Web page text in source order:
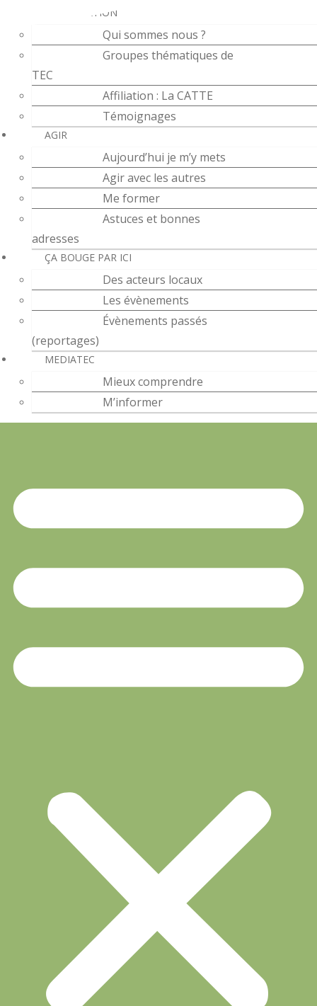
L’ASSOCIATION
Qui sommes nous ?
Groupes thématiques de
TEC
Affiliation : La CATTE
Témoignages
AGIR
Aujourd’hui je m’y mets
Agir avec les autres
Me former
Astuces et bonnes
adresses
ÇA BOUGE PAR ICI
Des acteurs locaux
Les évènements
Évènements passés
(reportages)
MEDIATEC
Mieux comprendre
M’informer